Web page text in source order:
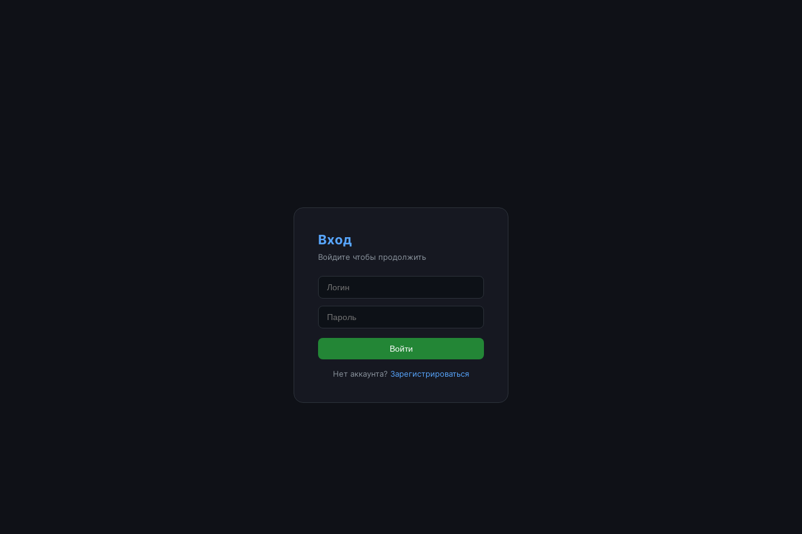
Вход
Войдите чтобы продолжить
Войти
Нет аккаунта? Зарегистрироваться